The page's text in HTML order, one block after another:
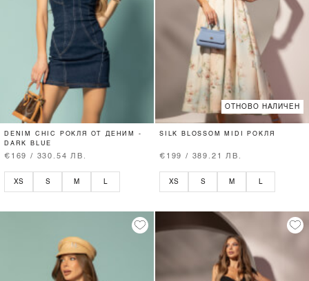
DENIM CHIC РОКЛЯ ОТ ДЕНИМ -
DARK BLUE
€169 / 330.54 ЛВ.
XS S M L
ОТНОВО НАЛИЧЕН
SILK BLOSSOM MIDI РОКЛЯ
€199 / 389.21 ЛВ.
XS S M L